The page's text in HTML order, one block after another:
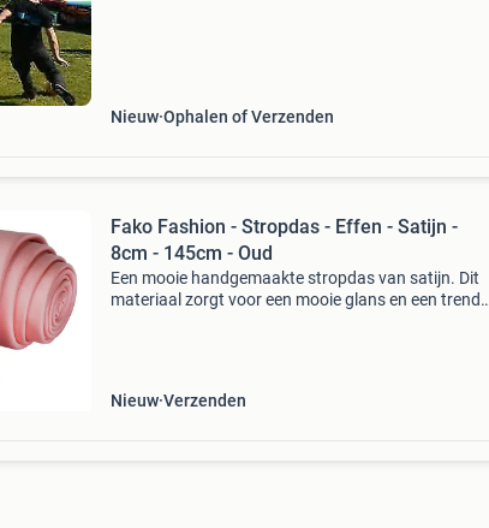
Nieuw Ophalen of Verzenden
Fako Fashion - Stropdas - Effen - Satijn -
8cm - 145cm - Oud
Een mooie handgemaakte stropdas van satijn. Dit
materiaal zorgt voor een mooie glans en een trendy
Nieuw Verzenden